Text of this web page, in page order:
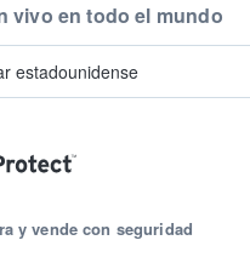
y vende con seguridad
vivo en todo el mundo
estadounidense